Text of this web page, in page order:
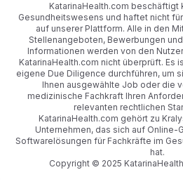
KatarinaHealth.com beschäftigt
Gesundheitswesens und haftet nicht
auf unserer Plattform. Alle in den
Stellenangeboten, Bewerbungen
Informationen werden von den
KatarinaHealth.com nicht überprüft. Es
eigene Due Diligence durchführen, um
Ihnen ausgewählte Job oder die
medizinische Fachkraft Ihren
relevanten rechtlichen
KatarinaHealth.com gehört zu
Unternehmen, das sich auf Online-
Softwarelösungen für Fachkräfte im
hat.
Copyright © 2025